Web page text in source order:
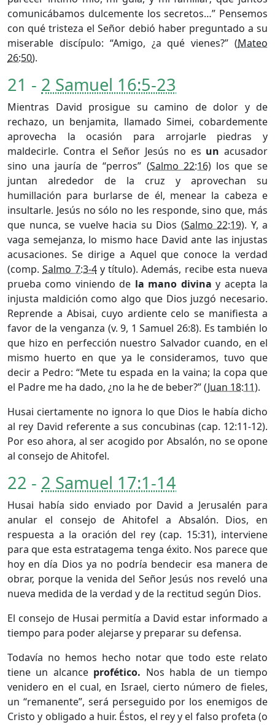
comunicábamos dulcemente los secretos…” Pensemos
con qué tristeza el Señor debió haber preguntado a su
miserable discípulo: “Amigo, ¿a qué vienes?” (Mateo
26:50).
21 - 2 Samuel 16:5-23
Mientras David prosigue su camino de dolor y de
rechazo, un benjamita, llamado Simei, cobardemente
aprovecha la ocasión para arrojarle piedras y
maldecirle. Contra el Señor Jesús no es un acusador
sino una jauría de “perros” (Salmo 22:16) los que se
juntan alrededor de la cruz y aprovechan su
humillación para burlarse de él, menear la cabeza e
insultarle. Jesús no sólo no les responde, sino que, más
que nunca, se vuelve hacia su Dios (Salmo 22:19). Y, a
vaga semejanza, lo mismo hace David ante las injustas
acusaciones. Se dirige a Aquel que conoce la verdad
(comp.Salmo 7:3-4y título). Además, recibe esta nueva
prueba como viniendo de la mano divina y acepta la
injusta maldición como algo que Dios juzgó necesario.
Reprende a Abisai, cuyo ardiente celo se manifiesta a
favor de la venganza (v. 9, 1 Samuel 26:8). Es también lo
que hizo en perfección nuestro Salvador cuando, en el
mismo huerto en que ya le consideramos, tuvo que
decir a Pedro: “Mete tu espada en la vaina; la copa que
el Padre me ha dado, ¿no la he de beber?” (Juan 18:11).
Husai ciertamente no ignora lo que Dios le había dicho
al rey David referente a sus concubinas (cap. 12:11-12).
Por eso ahora, al ser acogido por Absalón, no se opone
al consejo de Ahitofel.
22 - 2 Samuel 17:1-14
Husai había sido enviado por David a Jerusalén para
anular el consejo de Ahitofel a Absalón. Dios, en
respuesta a la oración del rey (cap. 15:31), interviene
para que esta estratagema tenga éxito. Nos parece que
hoy en día Dios ya no podría bendecir esa manera de
obrar, porque la venida del Señor Jesús nos reveló una
nueva medida de la verdad y de la rectitud según Dios.
El consejo de Husai permitía a David estar informado a
tiempo para poder alejarse y preparar su defensa.
Todavía no hemos hecho notar que todo este relato
tiene un alcance profético. Nos habla de un tiempo
venidero en el cual, en Israel, cierto número de fieles,
un “remanente”, será perseguido por los enemigos de
Cristo y obligado a huir. Éstos, el rey y el falso profeta (o